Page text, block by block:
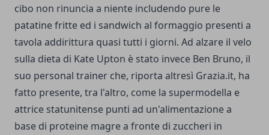
cibo non rinuncia a niente includendo pure le
patatine fritte ed i sandwich al formaggio presenti a
tavola addirittura quasi tutti i giorni. Ad alzare il velo
sulla dieta di Kate Upton è stato invece Ben Bruno, il
suo personal trainer che, riporta altresì Grazia.it, ha
fatto presente, tra l'altro, come la supermodella e
attrice statunitense punti ad un'alimentazione a
base di proteine magre a fronte di zuccheri in